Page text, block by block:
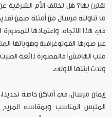
تقترن بها؟ هل تختلف الأم الشرقية
ما تناولته مرسال من أمثلة ضمن
في هذا الاتجاه، واعتمادها للمصورة
عبر صورها الفوتوغرافية وهوياتها
ولدت ابنتها الاولى.
إيمان مرسال، في أماكن خاصة
الملبس المناسب وبمقاسه